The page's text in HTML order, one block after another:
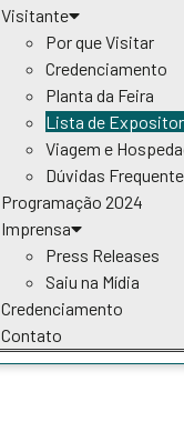
Visitante
Por que Visitar
Credenciamento
Planta da Feira
Lista de
Viagem e
Dúvidas
Programação 2024
Imprensa
Press Releases
Saiu na Mídia
Credenciamento
Contato